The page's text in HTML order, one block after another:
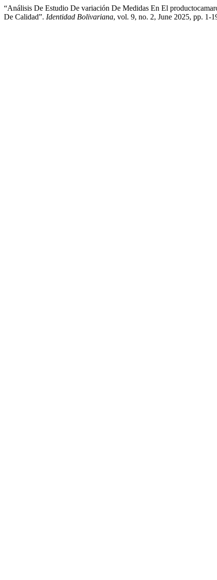
“Análisis De Estudio De variación De Medidas En El
De Calidad”. Identidad Bolivariana, vol. 9, no. 2, June 2025, pp. 1-